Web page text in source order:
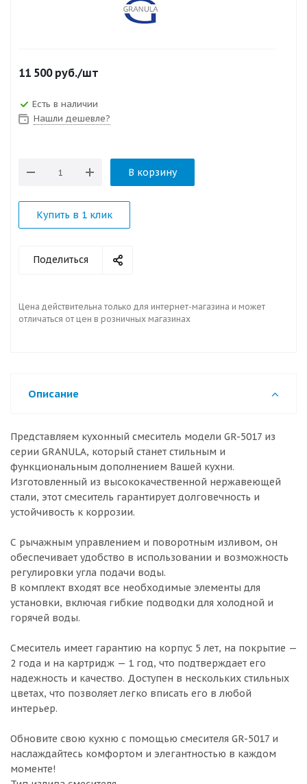
11 500руб./шт
Есть в наличии
Нашли дешевле?
В корзину
Купить в 1 клик
Поделиться
Цена действительна только для интернет-магазина и может
отличаться от цен в розничных магазинах
Описание
Представляем кухонный смеситель модели GR-5017 из
серии GRANULA, который станет стильным и
функциональным дополнением Вашей кухни.
Изготовленный из высококачественной нержавеющей
стали, этот смеситель гарантирует долговечность и
устойчивость к коррозии.
С рычажным управлением и поворотным изливом, он
обеспечивает удобство в использовании и возможность
регулировки угла подачи воды.
В комплект входят все необходимые элементы для
установки, включая гибкие подводки для холодной и
горячей воды.
Смеситель имеет гарантию на корпус 5 лет, на покрытие —
2 года и на картридж — 1 год, что подтверждает его
надежность и качество. Доступен в нескольких стильных
цветах, что позволяет легко вписать его в любой
интерьер.
Обновите свою кухню с помощью смесителя GR-5017 и
наслаждайтесь комфортом и элегантностью в каждом
моменте!